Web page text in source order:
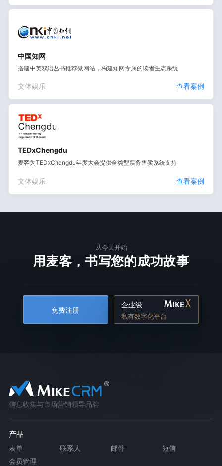
中国知网
搭建中英双语丛书推荐微网站，构建知网专属的读者生态系统
文体娱乐 查看案例
TEDxChengdu
麦客为TEDxChengdu年度大会提供全类型票务售卖系统支持
文体娱乐 查看案例
从今天开始
用麦客，书写您的成功故事
免费注册
企业级
私有数字化平台
信息收集与市场营销领导品牌
产品
表单 联系人 邮件
短信
会员管理